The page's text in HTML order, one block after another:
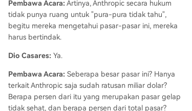
Pembawa Acara: Artinya, Anthropic secara hukum
tidak punya ruang untuk "pura-pura tidak tahu",
begitu mereka mengetahui pasar-pasar ini, mereka
harus bertindak.
Dio Casares: Ya.
Pembawa Acara: Seberapa besar pasar ini? Hanya
terkait Anthropic saja sudah ratusan miliar dolar?
Berapa persen dari itu yang merupakan pasar gelap
tidak sehat, dan berapa persen dari total pasar?